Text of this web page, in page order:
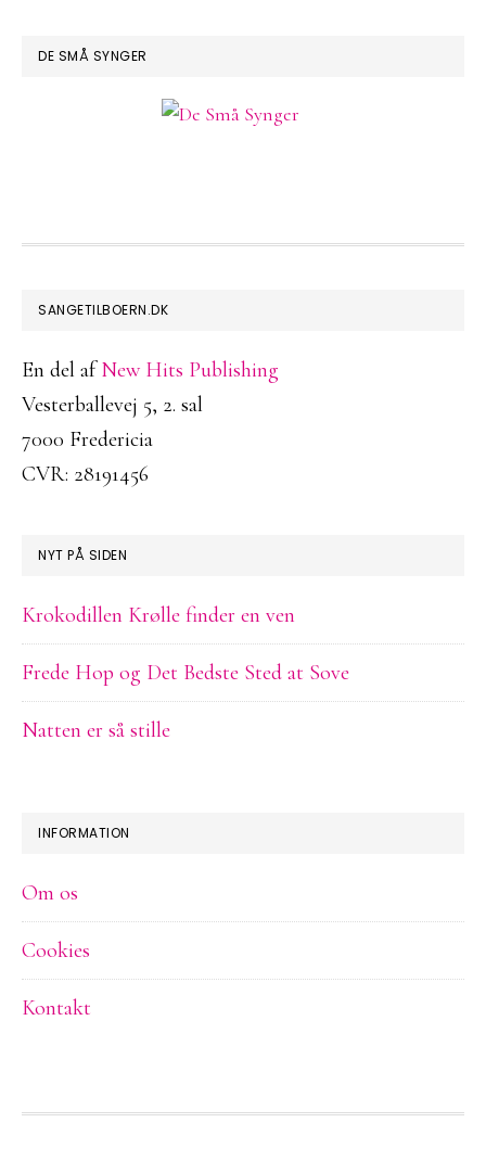
DE SMÅ SYNGER
FOOTER
SANGETILBOERN.DK
En del afNew Hits Publishing
Vesterballevej 5, 2. sal
7000 Fredericia
CVR: 28191456
NYT PÅ SIDEN
Krokodillen Krølle finder en ven
Frede Hop og Det Bedste Sted at Sove
Natten er så stille
INFORMATION
Om os
Cookies
Kontakt